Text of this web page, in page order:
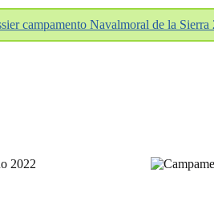
campamento Navalmoral de la Sierra